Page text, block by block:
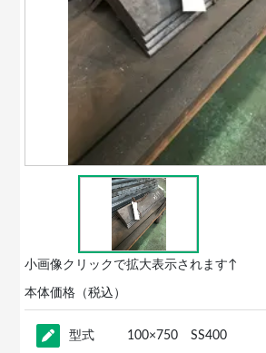
小画像クリックで拡大表示されます↑
本体価格（税込）
型式 100×750 SS400